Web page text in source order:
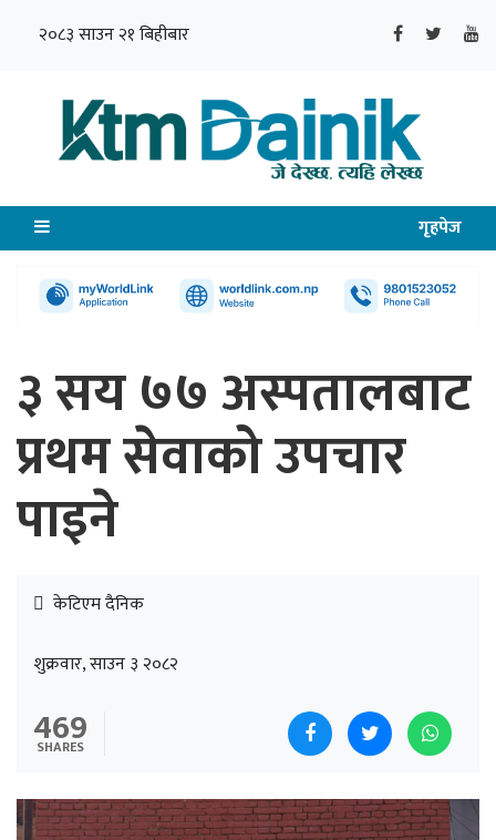
२०८३ साउन २१ बिहीबार
गृहपेज
३ सय ७७ अस्पतालबाट
प्रथम सेवाको उपचार
पाइने
केटिएम दैनिक
शुक्रवार, साउन ३ २०८२
469
SHARES